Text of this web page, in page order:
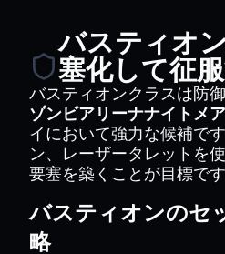
バスティオ
塞化して征
バスティオンクラスは防
ゾンビアリーナナイトメ
イにおいて強力な候補で
ン、レーザータレットを
要塞を築くことが目標です
バスティオンのセ
略